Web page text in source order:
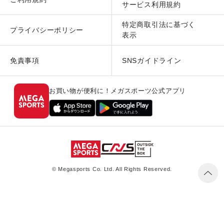
サービス利用規約
プライバシーポリシー
特定商取引法に基づく
表示
免責事項 SNSガイドライン
お買い物が便利に！メガスポーツ公式アプリ
© Megasports Co. Ltd. All Rights Reserved.